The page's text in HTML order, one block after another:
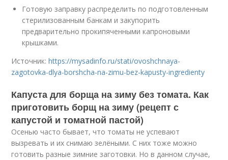
Готовую заправку распределить по подготовленным
стерилизованным банкам и закупорить
предварительно прокипяченными капроновыми
крышками.
Источник:https://mysadinfo.ru/stati/ovoshchnaya-
zagotovka-dlya-borshcha-na-zimu-bez-kapusty-ingredienty
Капуста для борща на зиму без томата. Как
приготовить борщ на зиму (рецепт с
капустой и томатной пастой)
Осенью часто бывает, что томаты не успевают
вызревать и их снимаю зелёными. С них тоже можно
готовить разные зимние заготовки. Но в данном случае,